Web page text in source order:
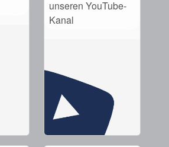
unseren YouTube-
Kanal